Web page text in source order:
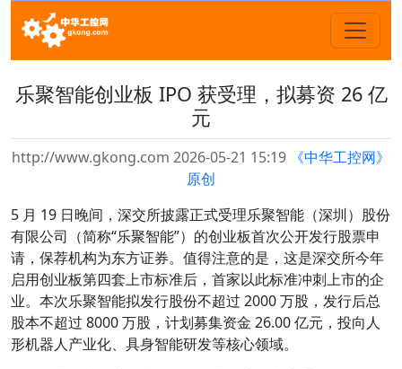
乐聚智能创业板 IPO 获受理，拟募资 26 亿
元
http://www.gkong.com 2026-05-21 15:19 《中华工控网》
原创
5 月 19 日晚间，深交所披露正式受理乐聚智能（深圳）股份
有限公司（简称“乐聚智能”）的创业板首次公开发行股票申
请，保荐机构为东方证券。值得注意的是，这是深交所今年
启用创业板第四套上市标准后，首家以此标准冲刺上市的企
业。本次乐聚智能拟发行股份不超过 2000 万股，发行后总
股本不超过 8000 万股，计划募集资金 26.00 亿元，投向人
形机器人产业化、具身智能研发等核心领域。